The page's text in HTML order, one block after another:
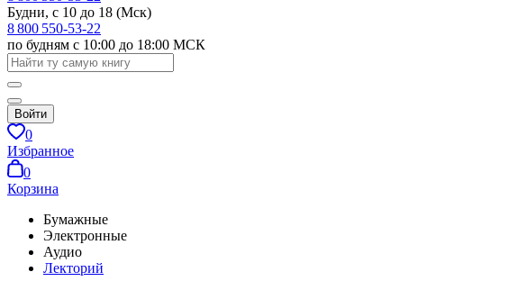
Будни, с 10 до 18 (Мск)
8 800 550-53-22
по будням с 10:00 до 18:00 МСК
Войти
0
Избранное
0
Корзина
Бумажные
Электронные
Аудио
Лекторий